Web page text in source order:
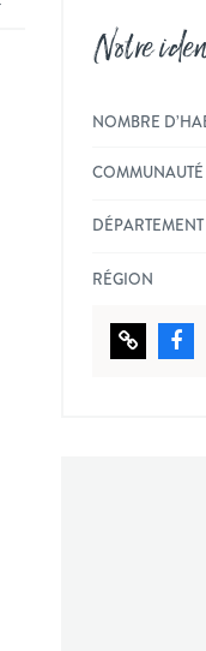
Notre
NOMBRE
COMMUNAUTÉ
DÉPARTEMENT
RÉGION